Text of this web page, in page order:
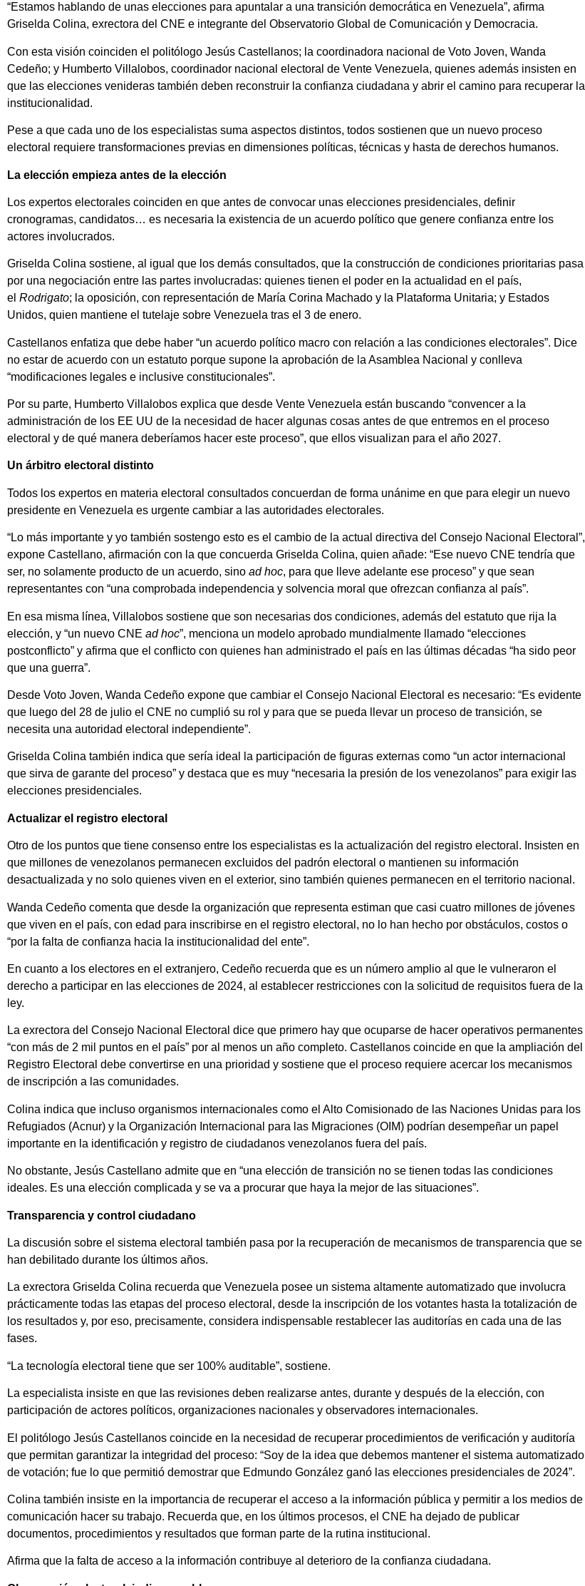
“Estamos hablando de unas elecciones para apuntalar a una transición democrática en Venezuela”, afirma
Griselda Colina, exrectora del CNE e integrante del Observatorio Global de Comunicación y Democracia.
Con esta visión coinciden el politólogo Jesús Castellanos; la coordinadora nacional de Voto Joven, Wanda
Cedeño; y Humberto Villalobos, coordinador nacional electoral de Vente Venezuela, quienes además insisten en
que las elecciones venideras también deben reconstruir la confianza ciudadana y abrir el camino para recuperar la
institucionalidad.
Pese a que cada uno de los especialistas suma aspectos distintos, todos sostienen que un nuevo proceso
electoral requiere transformaciones previas en dimensiones políticas, técnicas y hasta de derechos humanos.
La elección empieza antes de la elección
Los expertos electorales coinciden en que antes de convocar unas elecciones presidenciales, definir
cronogramas, candidatos… es necesaria la existencia de un acuerdo político que genere confianza entre los
actores involucrados.
Griselda Colina sostiene, al igual que los demás consultados, que la construcción de condiciones prioritarias pasa
por una negociación entre las partes involucradas: quienes tienen el poder en la actualidad en el país,
el Rodrigato; la oposición, con representación de María Corina Machado y la Plataforma Unitaria; y Estados
Unidos, quien mantiene el tutelaje sobre Venezuela tras el 3 de enero.
Castellanos enfatiza que debe haber “un acuerdo político macro con relación a las condiciones electorales”. Dice
no estar de acuerdo con un estatuto porque supone la aprobación de la Asamblea Nacional y conlleva
“modificaciones legales e inclusive constitucionales”.
Por su parte, Humberto Villalobos explica que desde Vente Venezuela están buscando “convencer a la
administración de los EE UU de la necesidad de hacer algunas cosas antes de que entremos en el proceso
electoral y de qué manera deberíamos hacer este proceso”, que ellos visualizan para el año 2027.
Un árbitro electoral distinto
Todos los expertos en materia electoral consultados concuerdan de forma unánime en que para elegir un nuevo
presidente en Venezuela es urgente cambiar a las autoridades electorales.
“Lo más importante y yo también sostengo esto es el cambio de la actual directiva del Consejo Nacional Electoral”,
expone Castellano, afirmación con la que concuerda Griselda Colina, quien añade: “Ese nuevo CNE tendría que
ser, no solamente producto de un acuerdo, sino ad hoc, para que lleve adelante ese proceso” y que sean
representantes con “una comprobada independencia y solvencia moral que ofrezcan confianza al país”.
En esa misma línea, Villalobos sostiene que son necesarias dos condiciones, además del estatuto que rija la
elección, y “un nuevo CNE ad hoc”, menciona un modelo aprobado mundialmente llamado “elecciones
postconflicto” y afirma que el conflicto con quienes han administrado el país en las últimas décadas “ha sido peor
que una guerra”.
Desde Voto Joven, Wanda Cedeño expone que cambiar el Consejo Nacional Electoral es necesario: “Es evidente
que luego del 28 de julio el CNE no cumplió su rol y para que se pueda llevar un proceso de transición, se
necesita una autoridad electoral independiente”.
Griselda Colina también indica que sería ideal la participación de figuras externas como “un actor internacional
que sirva de garante del proceso” y destaca que es muy “necesaria la presión de los venezolanos” para exigir las
elecciones presidenciales.
Actualizar el registro electoral
Otro de los puntos que tiene consenso entre los especialistas es la actualización del registro electoral. Insisten en
que millones de venezolanos permanecen excluidos del padrón electoral o mantienen su información
desactualizada y no solo quienes viven en el exterior, sino también quienes permanecen en el territorio nacional.
Wanda Cedeño comenta que desde la organización que representa estiman que casi cuatro millones de jóvenes
que viven en el país, con edad para inscribirse en el registro electoral, no lo han hecho por obstáculos, costos o
“por la falta de confianza hacia la institucionalidad del ente”.
En cuanto a los electores en el extranjero, Cedeño recuerda que es un número amplio al que le vulneraron el
derecho a participar en las elecciones de 2024, al establecer restricciones con la solicitud de requisitos fuera de la
ley.
La exrectora del Consejo Nacional Electoral dice que primero hay que ocuparse de hacer operativos permanentes
“con más de 2 mil puntos en el país” por al menos un año completo. Castellanos coincide en que la ampliación del
Registro Electoral debe convertirse en una prioridad y sostiene que el proceso requiere acercar los mecanismos
de inscripción a las comunidades.
Colina indica que incluso organismos internacionales como el Alto Comisionado de las Naciones Unidas para los
Refugiados (Acnur) y la Organización Internacional para las Migraciones (OIM) podrían desempeñar un papel
importante en la identificación y registro de ciudadanos venezolanos fuera del país.
No obstante, Jesús Castellano admite que en “una elección de transición no se tienen todas las condiciones
ideales. Es una elección complicada y se va a procurar que haya la mejor de las situaciones”.
Transparencia y control ciudadano
La discusión sobre el sistema electoral también pasa por la recuperación de mecanismos de transparencia que se
han debilitado durante los últimos años.
La exrectora Griselda Colina recuerda que Venezuela posee un sistema altamente automatizado que involucra
prácticamente todas las etapas del proceso electoral, desde la inscripción de los votantes hasta la totalización de
los resultados y, por eso, precisamente, considera indispensable restablecer las auditorías en cada una de las
fases.
“La tecnología electoral tiene que ser 100% auditable”, sostiene.
La especialista insiste en que las revisiones deben realizarse antes, durante y después de la elección, con
participación de actores políticos, organizaciones nacionales y observadores internacionales.
El politólogo Jesús Castellanos coincide en la necesidad de recuperar procedimientos de verificación y auditoría
que permitan garantizar la integridad del proceso: “Soy de la idea que debemos mantener el sistema automatizado
de votación; fue lo que permitió demostrar que Edmundo González ganó las elecciones presidenciales de 2024”.
Colina también insiste en la importancia de recuperar el acceso a la información pública y permitir a los medios de
comunicación hacer su trabajo. Recuerda que, en los últimos procesos, el CNE ha dejado de publicar
documentos, procedimientos y resultados que forman parte de la rutina institucional.
Afirma que la falta de acceso a la información contribuye al deterioro de la confianza ciudadana.